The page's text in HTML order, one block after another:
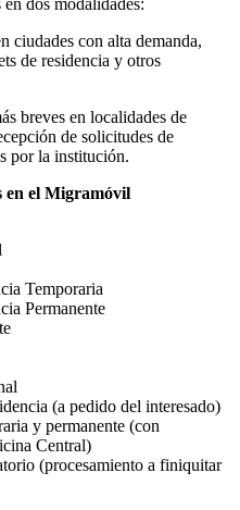
ciudades con alta demanda,
de residencia y otros
breves en localidades de
de solicitudes de
por la institución.
en el Migramóvil
Temporaria
Permanente
(a pedido del interesado)
y permanente (con
Central)
(procesamiento a finiquitar